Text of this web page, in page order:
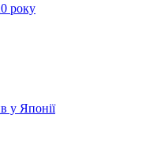
року
у Японії